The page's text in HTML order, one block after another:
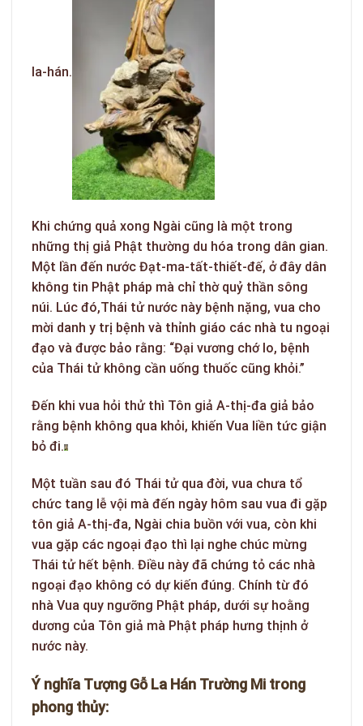
la-hán.
Khi chứng quả xong Ngài cũng là một trong
những thị giả Phật thường du hóa trong dân gian.
Một lần đến nước Đạt-ma-tất-thiết-đế, ở đây dân
không tin Phật pháp mà chỉ thờ quỷ thần sông
núi. Lúc đó,Thái tử nước này bệnh nặng, vua cho
mời danh y trị bệnh và thỉnh giáo các nhà tu ngoại
đạo và được bảo rằng: “Đại vương chớ lo, bệnh
của Thái tử không cần uống thuốc cũng khỏi.”
Đến khi vua hỏi thử thì Tôn giả A-thị-đa giả bảo
rằng bệnh không qua khỏi, khiến Vua liền tức giận
bỏ đi.
Một tuần sau đó Thái tử qua đời, vua chưa tổ
chức tang lễ vội mà đến ngày hôm sau vua đi gặp
tôn giả A-thị-đa, Ngài chia buồn với vua, còn khi
vua gặp các ngoại đạo thì lại nghe chúc mừng
Thái tử hết bệnh. Điều này đã chứng tỏ các nhà
ngoại đạo không có dự kiến đúng. Chính từ đó
nhà Vua quy ngưỡng Phật pháp, dưới sự hoằng
dương của Tôn giả mà Phật pháp hưng thịnh ở
nước này.
Ýnghĩa Tượng Gỗ La Hán Trường Mi trong
phong thủy: